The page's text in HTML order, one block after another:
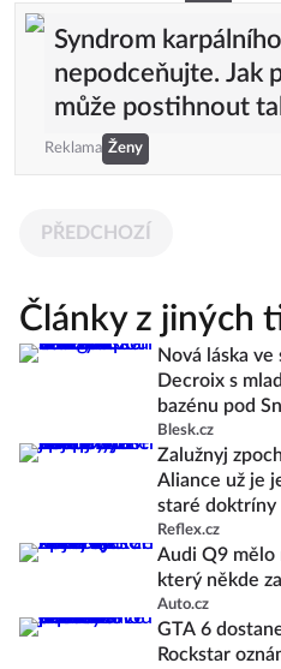
Syndrom
nepodceňujte. Jak
může postihnout
Reklama Ženy
PŘEDCHOZÍ
Články z jiných
Nová láska
Decroix s
bazénu pod
Blesk.cz
Zalužnyj
Aliance už je
staré doktríny
Reflex.cz
Audi Q9 mělo
který někde
Auto.cz
GTA 6
Rockstar